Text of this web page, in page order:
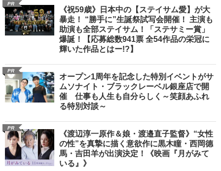
PR
《祝59歳》日本中の【ステイサム愛】が大
暴走！ “勝手に”生誕祭試写会開催！ 主演も
助演も全部ステイサム！「ステサミー賞」
爆誕！【応募総数941票 全54作品の栄冠に
輝いた作品とはー!?】
PR
オープン1周年を記念した特別イベントがサ
ムソナイト・ブラックレーベル銀座店で開
催 仕事も人生も自分らしく～笑顔あふれ
る特別対談～
PR
《渡辺淳一原作＆娘・渡邉直子監督》“女性
の性”を真摯に描く意欲作に黒木瞳・西岡德
馬・吉田羊が出演決定！《映画『月がみて
いる』》